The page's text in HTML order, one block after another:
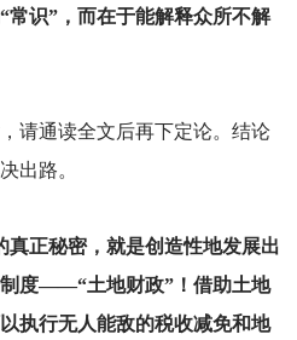
常识”，而在于能解释众所不解
请通读全文后再下定论。结论
出路。
真正秘密，就是创造性地发展出
制度——“土地财政”！借助土地
执行无人能敌的税收减免和地